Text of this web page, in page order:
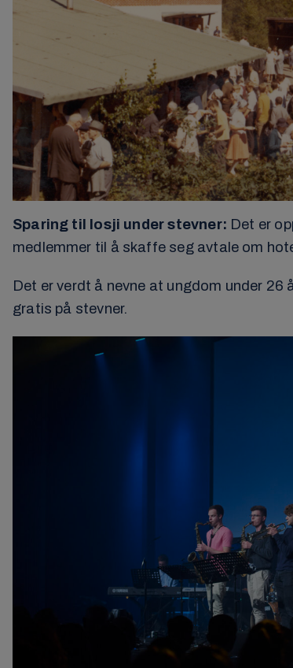
Sparing til losji under stevner: Det er
medlemmer til å skaffe seg avtale om
Det er verdt å nevne at ungdom under
gratis på stevner.